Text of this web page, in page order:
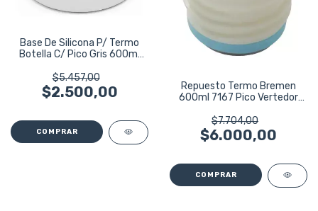
Base De Silicona P/ Termo
Botella C/ Pico Gris 600ml
$5.457,00
$2.500,00
Repuesto Termo Bremen
600ml 7167 Pico Vertedor
$7.704,00
$6.000,00